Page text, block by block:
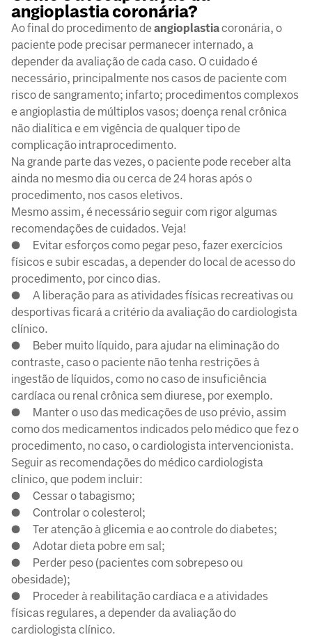
angioplastia coronária?
Ao final do procedimento deangioplastiacoronária, o
paciente pode precisar permanecer internado, a
depender da avaliação de cada caso. O cuidado é
necessário, principalmente nos casos de paciente com
risco de sangramento; infarto; procedimentos complexos
e angioplastia de múltiplos vasos; doença renal crônica
não dialítica e em vigência de qualquer tipo de
complicação intraprocedimento.
Na grande parte das vezes, o paciente pode receber alta
ainda no mesmo dia ou cerca de 24 horas após o
procedimento, nos casos eletivos.
Mesmo assim, é necessário seguir com rigor algumas
recomendações de cuidados. Veja!
● Evitar esforços como pegar peso, fazer exercícios
físicos e subir escadas, a depender do local de acesso do
procedimento, por cinco dias.
● A liberação para as atividades físicas recreativas ou
desportivas ficará a critério da avaliação do cardiologista
clínico.
● Beber muito líquido, para ajudar na eliminação do
contraste, caso o paciente não tenha restrições à
ingestão de líquidos, como no caso de insuficiência
cardíaca ou renal crônica sem diurese, por exemplo.
● Manter o uso das medicações de uso prévio, assim
como dos medicamentos indicados pelo médico que fez o
procedimento, no caso, o cardiologista intervencionista.
Seguir as recomendações do médico cardiologista
clínico, que podem incluir:
● Cessar o tabagismo;
● Controlar o colesterol;
● Ter atenção à glicemia e ao controle do diabetes;
● Adotar dieta pobre em sal;
● Perder peso (pacientes com sobrepeso ou
obesidade);
● Proceder à reabilitação cardíaca e a atividades
físicas regulares, a depender da avaliação do
cardiologista clínico.